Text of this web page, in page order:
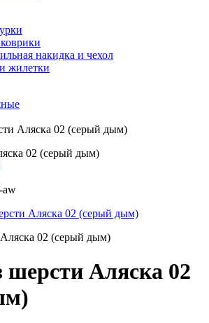
накидка и чехол
жилетки
Аляска 02 (серый дым)
02 (серый дым)
aw
шерсти Аляска 02